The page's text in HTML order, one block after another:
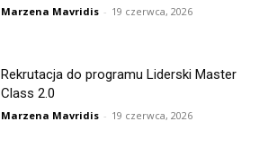
Marzena Mavridis - 19 czerwca, 2026
Rekrutacja do programu Liderski Master
Class 2.0
Marzena Mavridis - 19 czerwca, 2026